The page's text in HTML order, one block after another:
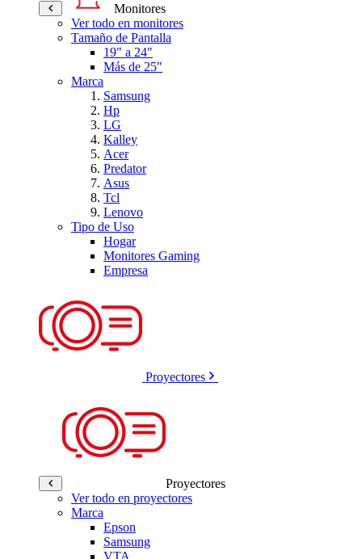
Monitores
Ver todo en monitores
Tamaño de Pantalla
19" a 24"
Más de 25"
Marca
Samsung
Hp
LG
Kalley
Acer
Predator
Asus
Tcl
Lenovo
Tipo de Uso
Hogar
Monitores Gaming
Empresa
Proyectores
Proyectores
Ver todo en proyectores
Marca
Epson
Samsung
VTA